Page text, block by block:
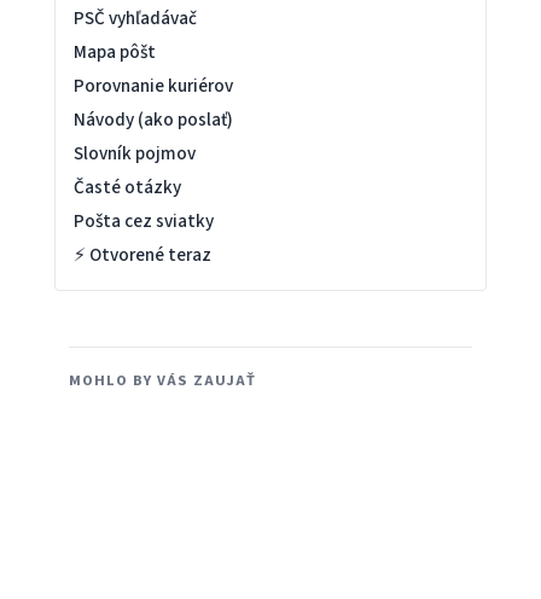
PSČ vyhľadávač
Mapa pôšt
Porovnanie kuriérov
Návody (ako poslať)
Slovník pojmov
Časté otázky
Pošta cez sviatky
⚡ Otvorené teraz
MOHLO BY VÁS ZAUJAŤ